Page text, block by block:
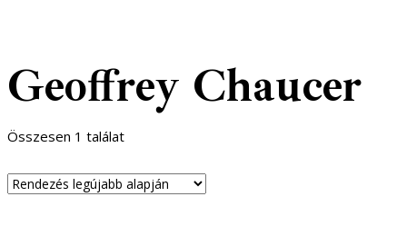
Geoffrey Chaucer
Összesen 1 találat